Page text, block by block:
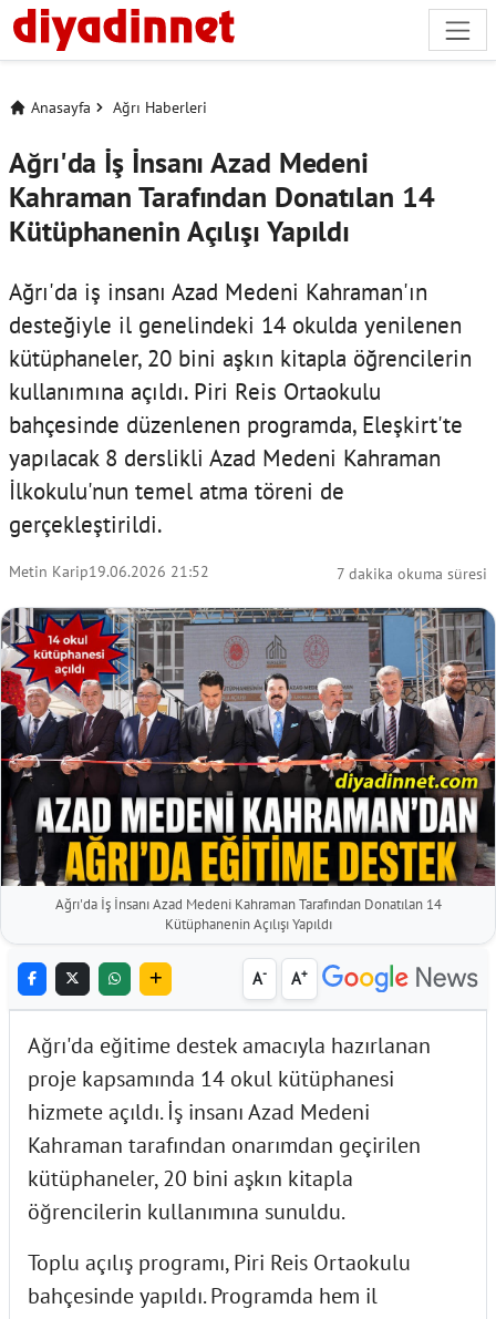
Anasayfa Ağrı Haberleri
Ağrı'da İş İnsanı Azad Medeni
Kahraman Tarafından Donatılan 14
Kütüphanenin Açılışı Yapıldı
Ağrı'da iş insanı Azad Medeni Kahraman'ın
desteğiyle il genelindeki 14 okulda yenilenen
kütüphaneler, 20 bini aşkın kitapla öğrencilerin
kullanımına açıldı. Piri Reis Ortaokulu
bahçesinde düzenlenen programda, Eleşkirt'te
yapılacak 8 derslikli Azad Medeni Kahraman
İlkokulu'nun temel atma töreni de
gerçekleştirildi.
Metin Karip19.06.2026 21:52 7 dakika okuma süresi
Ağrı'da İş İnsanı Azad Medeni Kahraman Tarafından Donatılan 14
Kütüphanenin Açılışı Yapıldı
A- A+
Ağrı'da eğitime destek amacıyla hazırlanan
proje kapsamında 14 okul kütüphanesi
hizmete açıldı. İş insanı Azad Medeni
Kahraman tarafından onarımdan geçirilen
kütüphaneler, 20 bini aşkın kitapla
öğrencilerin kullanımına sunuldu.
Toplu açılış programı, Piri Reis Ortaokulu
bahçesinde yapıldı. Programda hem il